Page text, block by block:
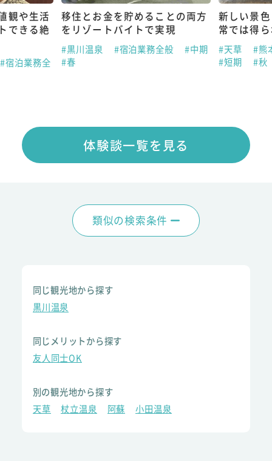
観や生活
できる絶
#宿泊業務全
移住とお金を貯めることの両方
をリゾートバイトで実現
#黒川温泉 #宿泊業務全般
#中期
#春
新しい景
常では得
#天草
#熊
#短期
#秋
体験談一覧を見る
類似の検索条件
同じ観光地から探す
黒川温泉
同じメリットから探す
友人同士OK
別の観光地から探す
天草
杖立温泉 阿蘇 小田温泉